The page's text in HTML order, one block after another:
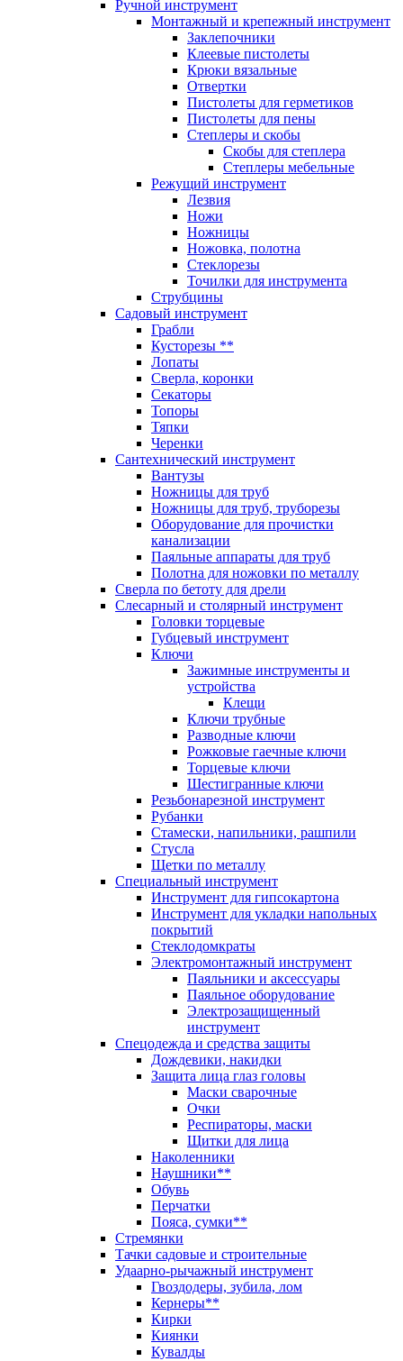
Ручной инструмент
Монтажный и крепежный инструмент
Заклепочники
Клеевые пистолеты
Крюки вязальные
Отвертки
Пистолеты для герметиков
Пистолеты для пены
Степлеры и скобы
Скобы для степлера
Степлеры мебельные
Режущий инструмент
Лезвия
Ножи
Ножницы
Ножовка, полотна
Стеклорезы
Точилки для инструмента
Струбцины
Садовый инструмент
Грабли
Кусторезы **
Лопаты
Сверла, коронки
Секаторы
Топоры
Тяпки
Черенки
Сантехнический инструмент
Вантузы
Ножницы для труб
Ножницы для труб, труборезы
Оборудование для прочистки
канализации
Паяльные аппараты для труб
Полотна для ножовки по металлу
Сверла по бетоту для дрели
Слесарный и столярный инструмент
Головки торцевые
Губцевый инструмент
Ключи
Зажимные инструменты и
устройства
Клещи
Ключи трубные
Разводные ключи
Рожковые гаечные ключи
Торцевые ключи
Шестигранные ключи
Резьбонарезной инструмент
Рубанки
Стамески, напильники, рашпили
Стусла
Щетки по металлу
Специальный инструмент
Инструмент для гипсокартона
Инструмент для укладки напольных
покрытий
Стеклодомкраты
Электромонтажный инструмент
Паяльники и аксессуары
Паяльное оборудование
Электрозащищенный
инструмент
Спецодежда и средства защиты
Дождевики, накидки
Защита лица глаз головы
Маски сварочные
Очки
Респираторы, маски
Щитки для лица
Наколенники
Наушники**
Обувь
Перчатки
Пояса, сумки**
Стремянки
Тачки садовые и строительные
Удаарно-рычажный инструмент
Гвоздодеры, зубила, лом
Кернеры**
Кирки
Киянки
Кувалды